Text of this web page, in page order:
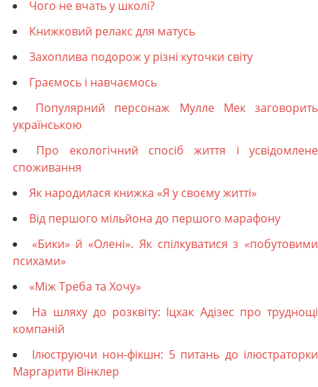
Чого не вчать у школі?
Книжковий релакс для матусь
Захоплива подорож у різні куточки світу
Граємось і навчаємось
Популярний персонаж Мулле Мек заговорить
українською
Про екологічний спосіб життя і усвідомлене
споживання
Як народилася книжка «Я у своєму житті»
Від першого мільйона до першого марафону
«Бики» й «Олені». Як спілкуватися з «побутовими
психами»
«Між Треба та Хочу»
На шляху до розквіту: Іцхак Адізес про труднощі
компаній
Ілюструючи нон-фікшн: 5 питань до ілюстраторки
Маргарити Вінклер